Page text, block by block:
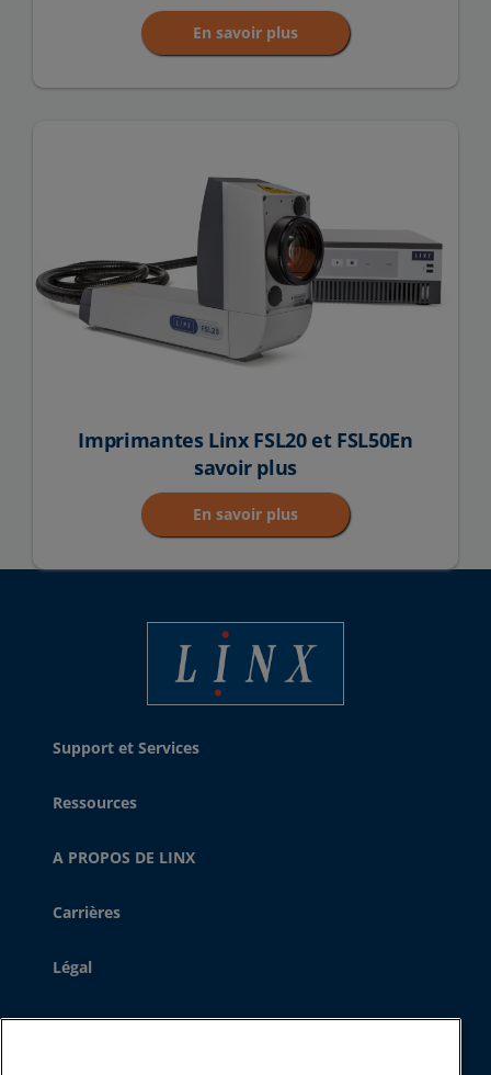
En savoir plus
Imprimantes Linx FSL20 et FSL50En
savoir plus
En savoir plus
Linx Printing Technologies
Support et Services
Ressources
A PROPOS DE LINX
Carrières
Légal